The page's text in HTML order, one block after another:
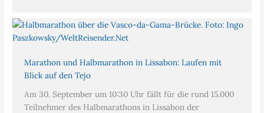
Marathon und Halbmarathon in Lissabon: Laufen mit
Blick auf den Tejo
Am 30. September um 10:30 Uhr fällt für die rund 15.000
Teilnehmer des Halbmarathons in Lissabon der